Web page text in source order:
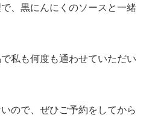
、黒にんにくのソースと一緒
私も何度も通わせていただい
ので、ぜひご予約をしてから